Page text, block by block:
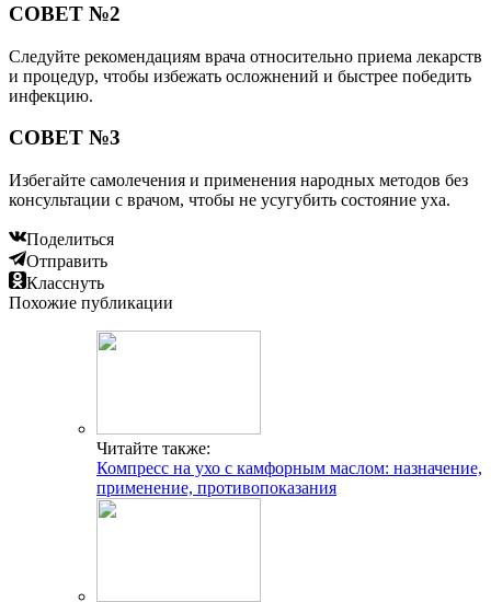
СОВЕТ №2
Следуйте рекомендациям врача относительно приема лекарств
и процедур, чтобы избежать осложнений и быстрее победить
инфекцию.
СОВЕТ №3
Избегайте самолечения и применения народных методов без
консультации с врачом, чтобы не усугубить состояние уха.
Поделиться
Отправить
Класснуть
Похожие публикации
Читайте также:
Компресс на ухо с камфорным маслом: назначение,
применение, противопоказания